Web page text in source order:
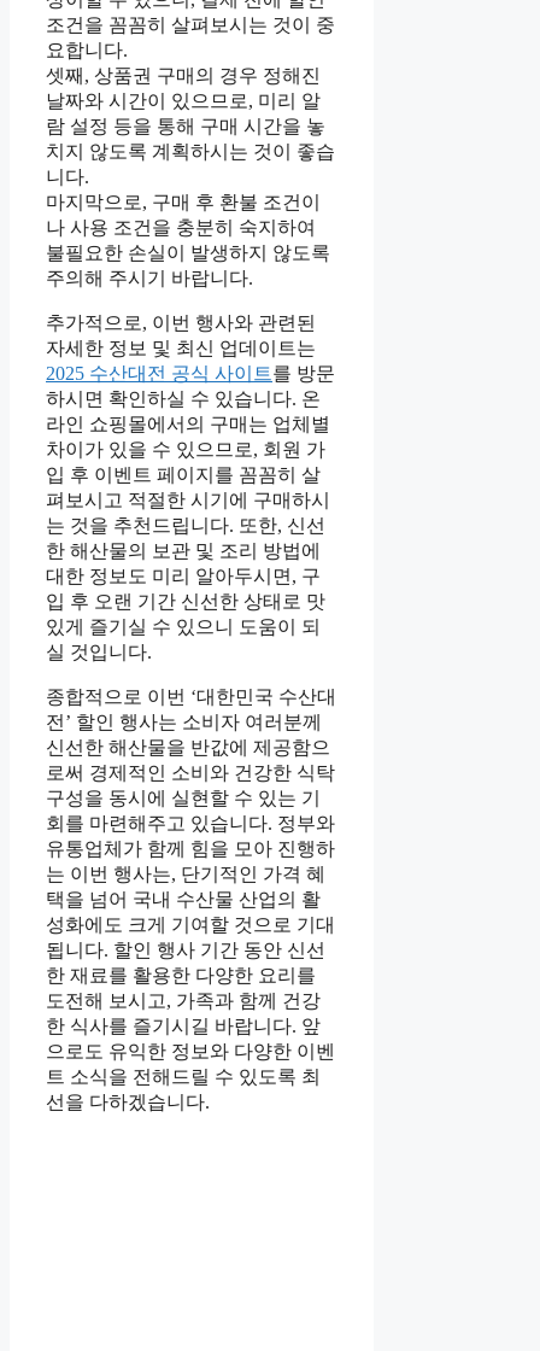
조건을 꼼꼼히 살펴보시는 것이 중
요합니다.
셋째, 상품권 구매의 경우 정해진
날짜와 시간이 있으므로, 미리 알
람 설정 등을 통해 구매 시간을 놓
치지 않도록 계획하시는 것이 좋습
니다.
마지막으로, 구매 후 환불 조건이
나 사용 조건을 충분히 숙지하여
불필요한 손실이 발생하지 않도록
주의해 주시기 바랍니다.
추가적으로, 이번 행사와 관련된
자세한 정보 및 최신 업데이트는
2025 수산대전 공식 사이트를 방문
하시면 확인하실 수 있습니다. 온
라인 쇼핑몰에서의 구매는 업체별
차이가 있을 수 있으므로, 회원 가
입 후 이벤트 페이지를 꼼꼼히 살
펴보시고 적절한 시기에 구매하시
는 것을 추천드립니다. 또한, 신선
한 해산물의 보관 및 조리 방법에
대한 정보도 미리 알아두시면, 구
입 후 오랜 기간 신선한 상태로 맛
있게 즐기실 수 있으니 도움이 되
실 것입니다.
종합적으로 이번 ‘대한민국 수산대
전’ 할인 행사는 소비자 여러분께
신선한 해산물을 반값에 제공함으
로써 경제적인 소비와 건강한 식탁
구성을 동시에 실현할 수 있는 기
회를 마련해주고 있습니다. 정부와
유통업체가 함께 힘을 모아 진행하
는 이번 행사는, 단기적인 가격 혜
택을 넘어 국내 수산물 산업의 활
성화에도 크게 기여할 것으로 기대
됩니다. 할인 행사 기간 동안 신선
한 재료를 활용한 다양한 요리를
도전해 보시고, 가족과 함께 건강
한 식사를 즐기시길 바랍니다. 앞
으로도 유익한 정보와 다양한 이벤
트 소식을 전해드릴 수 있도록 최
선을 다하겠습니다.